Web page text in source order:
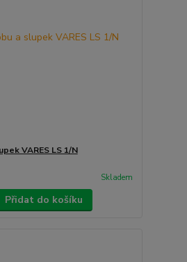
VARES LS 1/N
Skladem
Přidat do košíku